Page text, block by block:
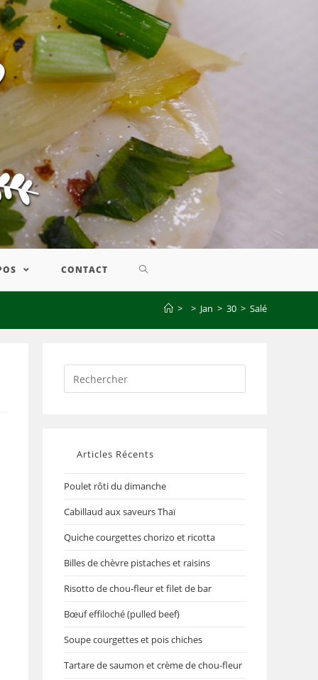
CONTACT
> > Jan > 30 > Salé
Articles Récents
Poulet rôti du dimanche
Cabillaud aux saveurs Thaï
Quiche courgettes chorizo et ricotta
Billes de chèvre pistaches et raisins
Risotto de chou-fleur et filet de bar
Bœuf effiloché (pulled beef)
Soupe courgettes et pois chiches
Tartare de saumon et crème de chou-fleur